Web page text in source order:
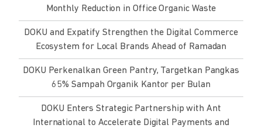
Monthly Reduction in Office Organic Waste
DOKU and Expatify Strengthen the Digital Commerce
Ecosystem for Local Brands Ahead of Ramadan
DOKU Perkenalkan Green Pantry, Targetkan Pangkas
65% Sampah Organik Kantor per Bulan
DOKU Enters Strategic Partnership with Ant
International to Accelerate Digital Payments and